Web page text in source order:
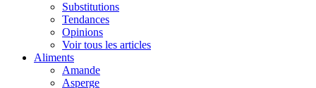
Substitutions
Tendances
Opinions
Voir tous les articles
Aliments
Amande
Asperge